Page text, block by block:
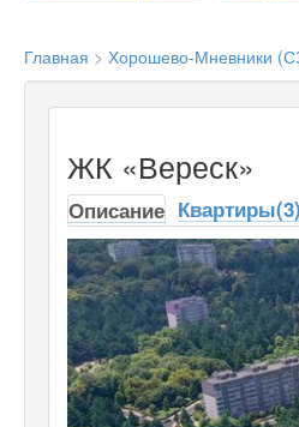
Главная > Хорошево-Мневники
ЖК «Вереск»
Описание Квартиры(3)